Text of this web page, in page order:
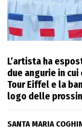
L’artista ha
due angurie in
Tour Eiffel e la
logo delle
SANTA MARIA